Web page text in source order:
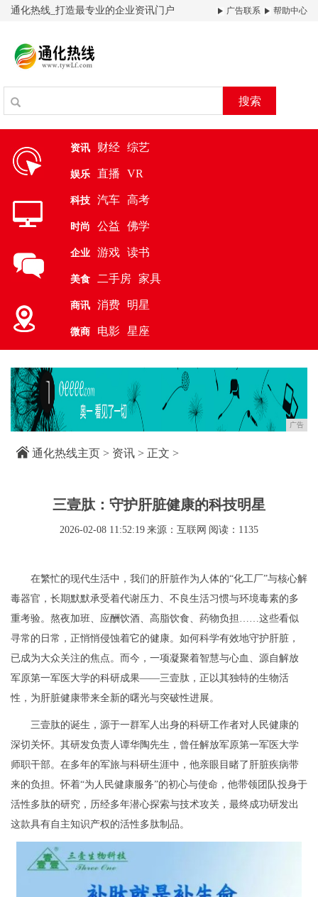
通化热线_打造最专业的企业资讯门户 广告联系 帮助中心
搜索
资讯 财经 综艺
娱乐 直播 VR
科技 汽车 高考
时尚 公益 佛学
企业 游戏 读书
美食 二手房 家具
商讯 消费 明星
微商 电影 星座
广告
通化热线主页 > 资讯 > 正文 >
三壹肽：守护肝脏健康的科技明星
2026-02-08 11:52:19 来源：互联网 阅读：1135
在繁忙的现代生活中，我们的肝脏作为人体的“化工厂”与核心解
毒器官，长期默默承受着代谢压力、不良生活习惯与环境毒素的多
重考验。熬夜加班、应酬饮酒、高脂饮食、药物负担……这些看似
寻常的日常，正悄悄侵蚀着它的健康。如何科学有效地守护肝脏，
已成为大众关注的焦点。而今，一项凝聚着智慧与心血、源自解放
军原第一军医大学的科研成果——三壹肽，正以其独特的生物活
性，为肝脏健康带来全新的曙光与突破性进展。
三壹肽的诞生，源于一群军人出身的科研工作者对人民健康的
深切关怀。其研发负责人谭华陶先生，曾任解放军原第一军医大学
师职干部。在多年的军旅与科研生涯中，他亲眼目睹了肝脏疾病带
来的负担。怀着“为人民健康服务”的初心与使命，他带领团队投身于
活性多肽的研究，历经多年潜心探索与技术攻关，最终成功研发出
这款具有自主知识产权的活性多肽制品。